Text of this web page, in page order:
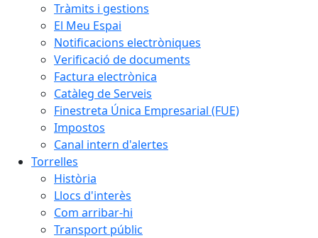
Tràmits i gestions
El Meu Espai
Notificacions electròniques
Verificació de documents
Factura electrònica
Catàleg de Serveis
Finestreta Única Empresarial (FUE)
Impostos
Canal intern d'alertes
Torrelles
Història
Llocs d'interès
Com arribar-hi
Transport públic